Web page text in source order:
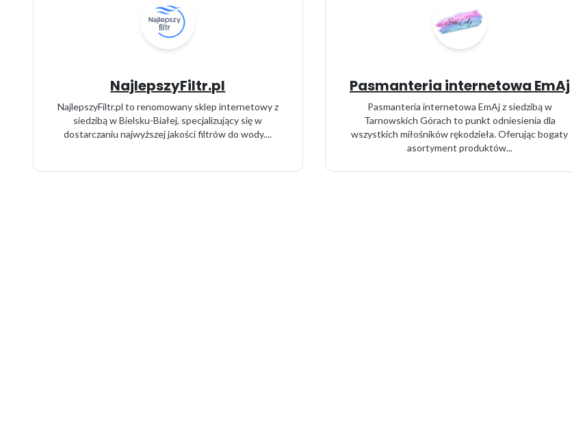
NajlepszyFiltr.pl
NajlepszyFiltr.pl to renomowany sklep internetowy z
siedzibą w Bielsku-Białej, specjalizujący się w
dostarczaniu najwyższej jakości filtrów do wody....
Pasmanteria internetowa EmAj
Pasmanteria internetowa EmAj z siedzibą w
Tarnowskich Górach to punkt odniesienia dla
wszystkich miłośników rękodzieła. Oferując bogaty
asortyment produktów...